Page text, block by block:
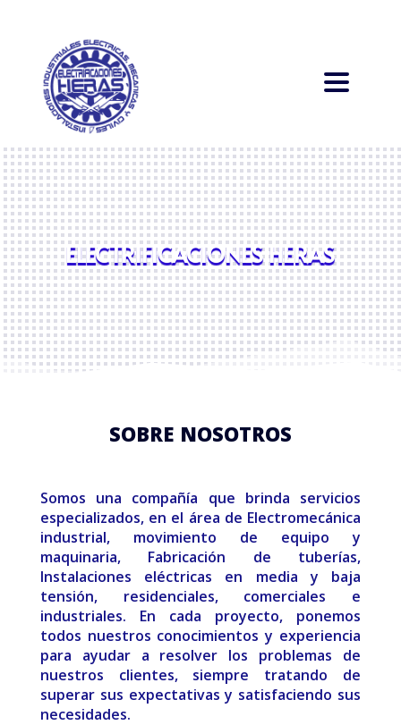
ELECTRIFICACIONES HERAS
SOBRE NOSOTROS
Somos una compañía que brinda servicios
especializados, en el área de Electromecánica
industrial, movimiento de equipo y
maquinaria, Fabricación de tuberías,
Instalaciones eléctricas en media y baja
tensión, residenciales, comerciales e
industriales. En cada proyecto, ponemos
todos nuestros conocimientos y experiencia
para ayudar a resolver los problemas de
nuestros clientes, siempre tratando de
superar sus expectativas y satisfaciendo sus
necesidades.